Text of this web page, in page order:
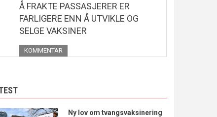
Å FRAKTE PASSASJERER ER
FARLIGERE ENN Å UTVIKLE OG
SELGE VAKSINER
KOMMENTAR
Ny lov om tvangsvaksinering